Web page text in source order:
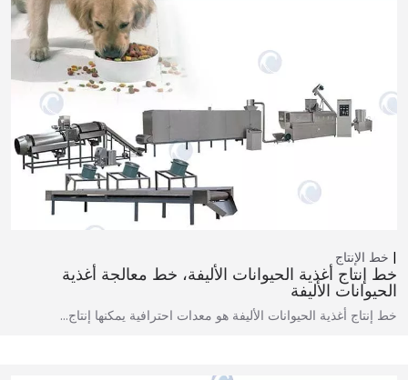
خط الإنتاج
خط إنتاج أغذية الحيوانات الأليفة، خط معالجة أغذية
الحيوانات الأليفة
خط إنتاج أغذية الحيوانات الأليفة هو معدات احترافية يمكنها إنتاج…